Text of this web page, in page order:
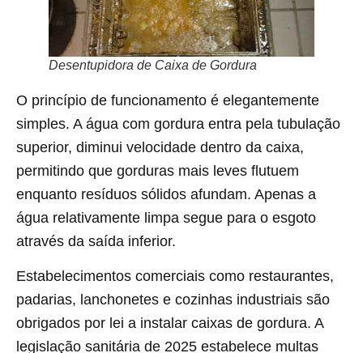
Desentupidora de Caixa de Gordura
O princípio de funcionamento é elegantemente
simples. A água com gordura entra pela tubulação
superior, diminui velocidade dentro da caixa,
permitindo que gorduras mais leves flutuem
enquanto resíduos sólidos afundam. Apenas a
água relativamente limpa segue para o esgoto
através da saída inferior.
Estabelecimentos comerciais como restaurantes,
padarias, lanchonetes e cozinhas industriais são
obrigados por lei a instalar caixas de gordura. A
legislação sanitária de 2025 estabelece multas